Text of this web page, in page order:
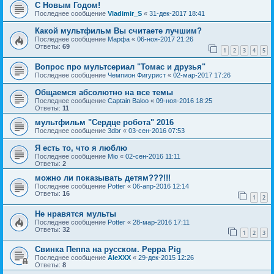
С Новым Годом!
Последнее сообщение Vladimir_S « 31-дек-2017 18:41
Какой мультфильм Вы считаете лучшим?
Последнее сообщение Марфа « 06-ноя-2017 21:26
Ответы: 69 1 2 3 4 5
Вопрос про мультсериал "Томас и друзья"
Последнее сообщение Чемпион Фигурист « 02-мар-2017 17:26
Общаемся абсолютно на все темы
Последнее сообщение Captain Baloo « 09-ноя-2016 18:25
Ответы: 11
мультфильм "Сердце робота" 2016
Последнее сообщение 3dbr « 03-сен-2016 07:53
Я есть то, что я люблю
Последнее сообщение Mio « 02-сен-2016 11:11
Ответы: 2
можно ли показывать детям???!!!
Последнее сообщение Potter « 06-апр-2016 12:14
Ответы: 16 1 2
Не нравятся мульты
Последнее сообщение Potter « 28-мар-2016 17:11
Ответы: 32 1 2 3
Свинка Пеппа на русском. Peppa Pig
Последнее сообщение AleXXX « 29-дек-2015 12:26
Ответы: 8